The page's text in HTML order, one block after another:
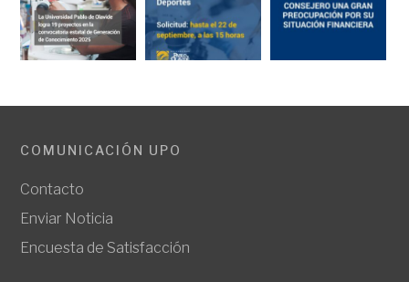
COMUNICACIÓN UPO
Contacto
Enviar Noticia
Encuesta de Satisfacción